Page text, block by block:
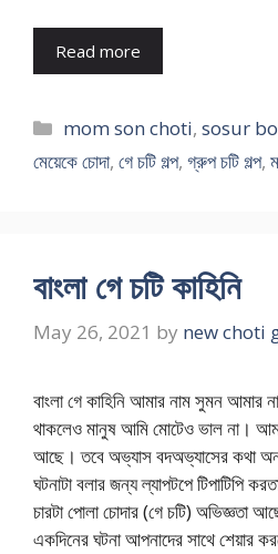
Read more
Categories
mom son choti,sosur
মেয়েকে চোদা, গে চটি গল্প, গ্রুপ চটি গল্প,
বাংলা গে চটি কাহিনি
May 26, 2021 by new choti
বাংলা গে কাহিনি আমার নাম সুমন আমার
থাকলেও মানুষ আমি মোটেও ভাল না।
আছে। তবে অভ্যাস বদঅভ্যাসের কথা
ঘটনাটা বলার জন্য ল্যাপটপে টিপাটিপি
চারটা পোলা চোদার (গে চটি) অভিজ্ঞতা
একদিনের ঘটনা আপনাদের সাথে শেয়ার